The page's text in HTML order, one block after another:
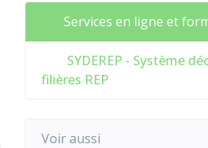
Services en ligne et
SYDEREP - Système
filières REP
Voir aussi